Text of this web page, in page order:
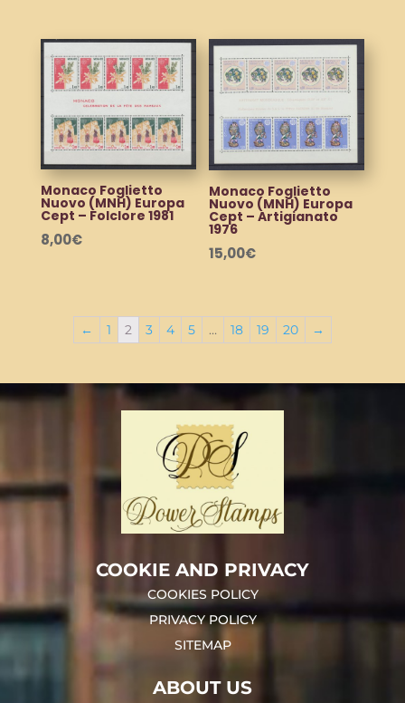
Monaco Foglietto
Nuovo (MNH) Europa
Cept – Folclore 1981
8,00€
Monaco Foglietto
Nuovo (MNH) Europa
Cept – Artigianato
1976
15,00€
← 1 2 3 4 5 … 18 19 20 →
COOKIE AND PRIVACY
COOKIES POLICY
PRIVACY POLICY
SITEMAP
ABOUT US